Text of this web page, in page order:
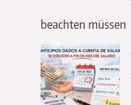
beachten müssen